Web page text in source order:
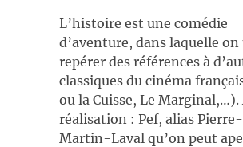
L’histoire est une comédie
d’aventure, dans laquelle on
repérer des références à
classiques du cinéma
ou la Cuisse, Le Marginal,…).
réalisation : Pef, alias
Martin-Laval qu’on peut